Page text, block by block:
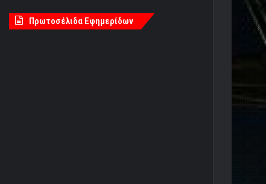
Πρωτοσέλιδα Εφημερίδων